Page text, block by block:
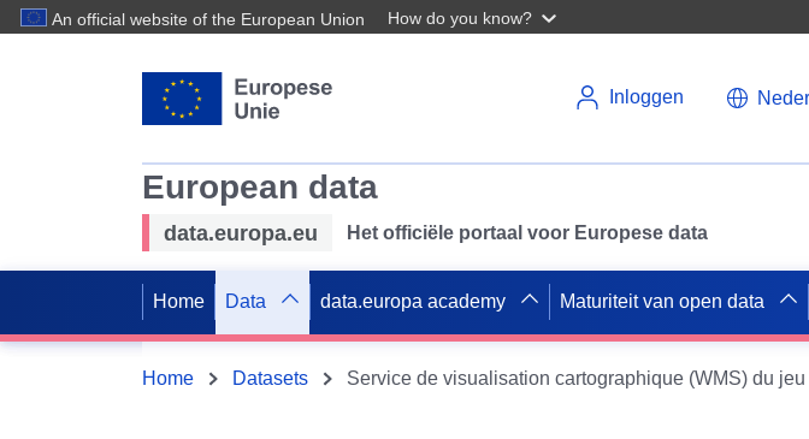
An official website of the European Union How do you know?
Inloggen
European data
data.europa.eu Het officiële portaal voor Europese data
Home Data data.europa academy Maturiteit van open data
Home Datasets